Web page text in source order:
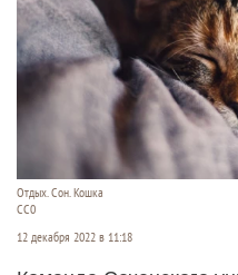
Отдых. Сон. Кошка
СС0
12 декабря 2022 в 11:18